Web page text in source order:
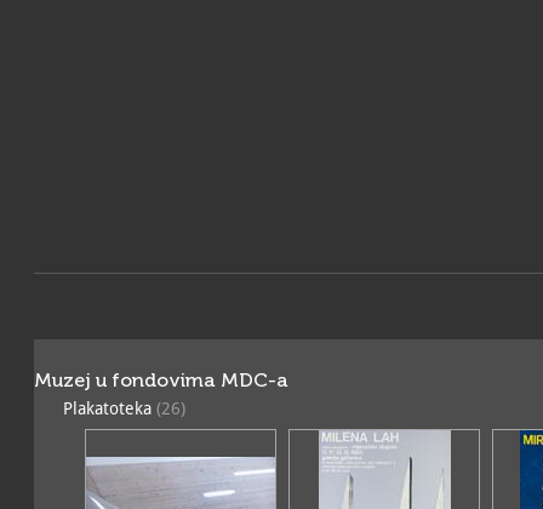
Muzej u fondovima MDC-a
Plakatoteka (26)